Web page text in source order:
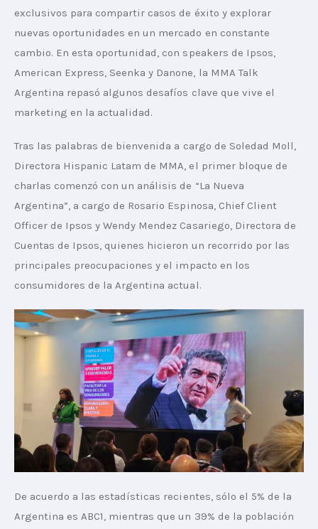
exclusivos para compartir casos de éxito y explorar
nuevas oportunidades en un mercado en constante
cambio. En esta oportunidad, con speakers de Ipsos,
American Express, Seenka y Danone, la MMA Talk
Argentina repasó algunos desafíos clave que vive el
marketing en la actualidad.
Tras las palabras de bienvenida a cargo de Soledad Moll,
Directora Hispanic Latam de MMA, el primer bloque de
charlas comenzó con un análisis de “La Nueva
Argentina”, a cargo de Rosario Espinosa, Chief Client
Officer de Ipsos y Wendy Mendez Casariego, Directora de
Cuentas de Ipsos, quienes hicieron un recorrido por las
principales preocupaciones y el impacto en los
consumidores de la Argentina actual.
De acuerdo a las estadísticas recientes, sólo el 5% de la
Argentina es ABC1, mientras que un 39% de la población